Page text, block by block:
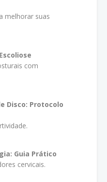
melhorar suas
com
Disco: Protocolo
Guia Prático
cervicais.